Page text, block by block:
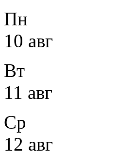
Пн
10 авг
Вт
11 авг
Ср
12 авг